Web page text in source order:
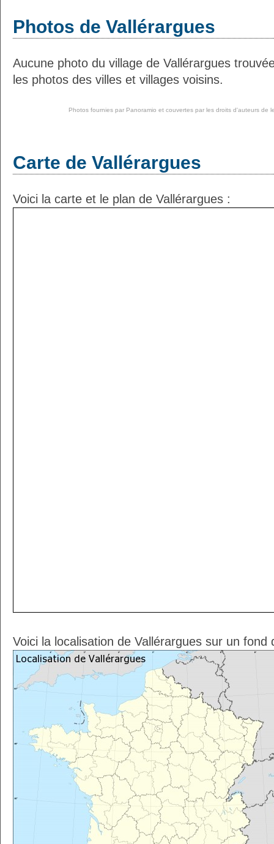
Photos de Vallérargues
Aucune photo du village de Vallérargues
les photos des villes et villages voisins.
Photos fournies par Panoramio et couvertes par les droits d'auteurs de
Carte de Vallérargues
Voici la carte et le plan de Vallérargues :
Voici la localisation de Vallérargues sur un fond